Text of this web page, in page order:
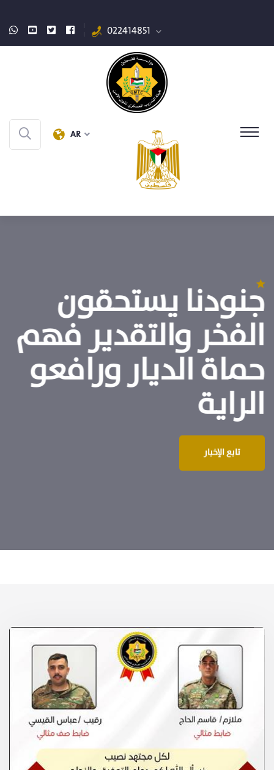
022414851
AR
جنودنا يستحقون
الفخر والتقدير فهم
حماة الديار ورافعو
الراية
تابع الإخبار